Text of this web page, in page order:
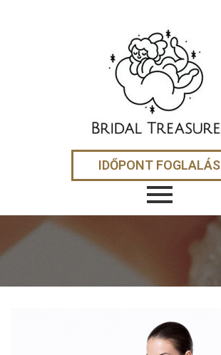
IDŐPONT FOGLALÁS